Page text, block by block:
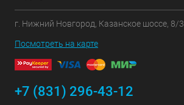
г. Нижний Новгород, Казанское шоссе, 8/3
Посмотреть на карте
+7 (831) 296-43-12